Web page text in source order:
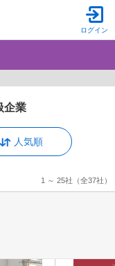
ログイン
企業
人気順
1 ～ 25社 （全37社）